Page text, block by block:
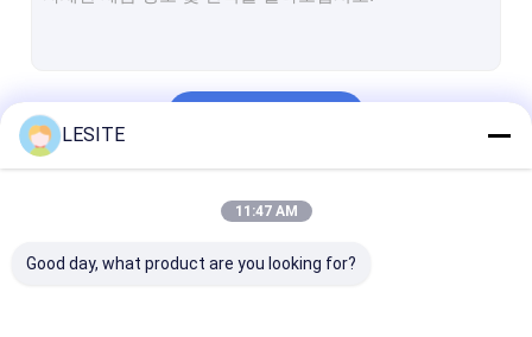
제품
LESITE
11:47 AM
Good day, what product are you looking for?